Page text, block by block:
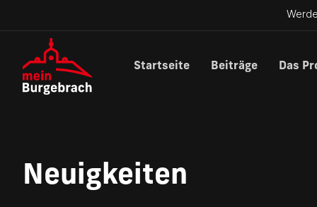
Startseite Beiträge Das
Neuigkeiten